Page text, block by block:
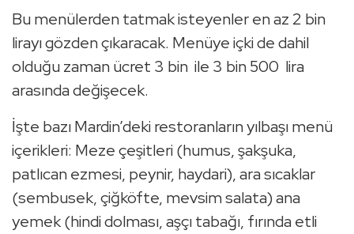
Bu menülerden tatmak isteyenler en az 2 bin
lirayı gözden çıkaracak. Menüye içki de dahil
olduğu zaman ücret 3 bin ile 3 bin 500 lira
arasında değişecek.
İşte bazı Mardin’deki restoranların yılbaşı menü
içerikleri: Meze çeşitleri (humus, şakşuka,
patlıcan ezmesi, peynir, haydari), ara sıcaklar
(sembusek, çiğköfte, mevsim salata) ana
yemek (hindi dolması, aşçı tabağı, fırında etli